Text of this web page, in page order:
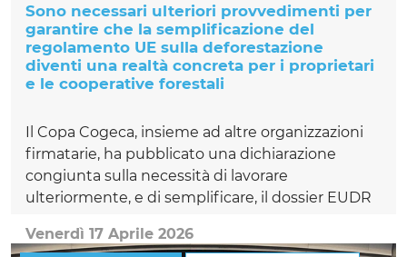
Sono necessari ulteriori provvedimenti per
garantire che la semplificazione del
regolamento UE sulla deforestazione
diventi una realtà concreta per i proprietari
e le cooperative forestali
Il Copa Cogeca, insieme ad altre organizzazioni
firmatarie, ha pubblicato una dichiarazione
congiunta sulla necessità di lavorare
ulteriormente, e di semplificare, il dossier EUDR
Venerdì 17 Aprile 2026